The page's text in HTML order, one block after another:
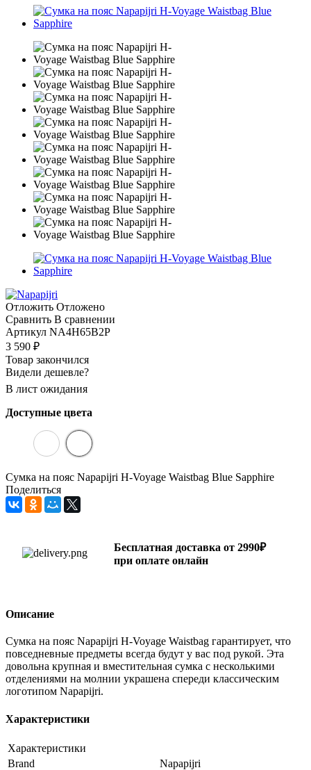
Отложить Отложено
Сравнить В сравнении
Артикул NA4H65B2P
3 590 ₽
Товар закончился
Видели дешевле?
В лист ожидания
Доступные цвета
Сумка на пояс Napapijri H-Voyage Waistbag Blue Sapphire
Поделиться
Бесплатная доставка от 2990₽
при оплате онлайн
Описание
Сумка на пояс Napapijri H-Voyage Waistbag гарантирует, что
повседневные предметы всегда будут у вас под рукой. Эта
довольна крупная и вместительная сумка с несколькими
отделениями на молнии украшена спереди классическим
логотипом Napapijri.
Характеристики
Характеристики
Brand
Napapijri